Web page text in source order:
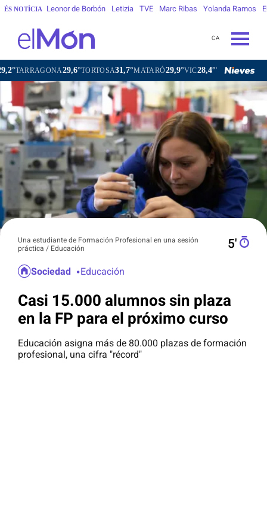
ÉS NOTÍCIA Leonor de Borbón Letizia TVE Marc Ribas Yolanda Ramos
CA
29,6°TORTOSA31,7°MATARÓ29,9°VIC28,4°VILAFRANCA DEL
Una estudiante de Formación Profesional en una sesión
práctica / Educación
5′
Sociedad Educación
Casi 15.000 alumnos sin plaza
en la FP para el próximo curso
Educación asigna más de 80.000 plazas de formación
profesional, una cifra "récord"